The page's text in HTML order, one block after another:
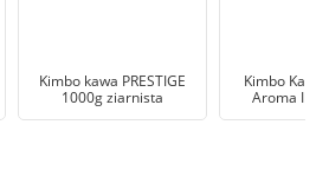
Kimbo kawa PRESTIGE
1000g ziarnista
Kimbo
Aroma